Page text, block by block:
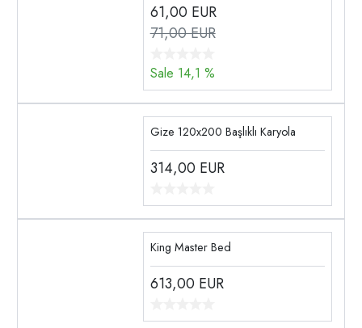
61,00 EUR
71,00 EUR
Sale 14,1 %
Gize 120x200 Başlıklı Karyola
314,00 EUR
King Master Bed
613,00 EUR